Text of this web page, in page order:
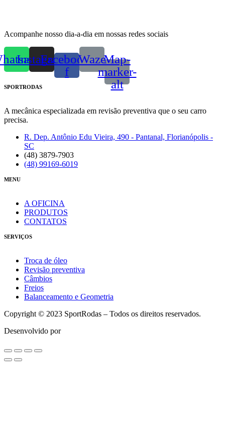
Acompanhe nosso dia-a-dia em nossas redes sociais
Instagram
Facebook-
f
WazeMap-
marker-
alt
SPORTRODAS
A mecânica especializada em revisão preventiva que o seu carro
precisa.
R. Dep. Antônio Edu Vieira, 490 - Pantanal, Florianópolis -
SC
(48) 3879-7903
(48) 99169-6019
MENU
A OFICINA
PRODUTOS
CONTATOS
SERVIÇOS
Troca de óleo
Revisão preventiva
Câmbios
Freios
Balanceamento e Geometria
Copyright © 2023 SportRodas – Todos os direitos reservados.
Desenvolvido por